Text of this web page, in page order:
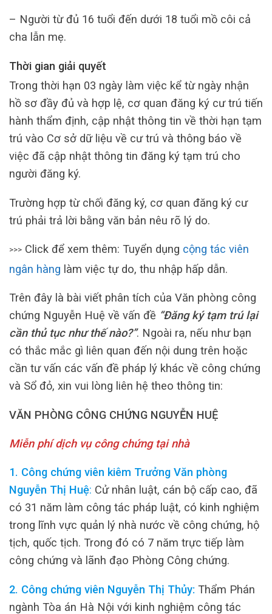
– Người từ đủ 16 tuổi đến dưới 18 tuổi mồ côi cả
cha lẫn mẹ.
Thời gian giải quyết
Trong thời hạn 03 ngày làm việc kể từ ngày nhận
hồ sơ đầy đủ và hợp lệ, cơ quan đăng ký cư trú tiến
hành thẩm định, cập nhật thông tin về thời hạn tạm
trú vào Cơ sở dữ liệu về cư trú và thông báo về
việc đã cập nhật thông tin đăng ký tạm trú cho
người đăng ký.
Trường hợp từ chối đăng ký, cơ quan đăng ký cư
trú phải trả lời bằng văn bản nêu rõ lý do.
>>> Click để xem thêm: Tuyển dụng cộng tác viên
ngân hàng làm việc tự do, thu nhập hấp dẫn.
Trên đây là bài viết phân tích của Văn phòng công
chứng Nguyễn Huệ về vấn đề “Đăng ký tạm trú lại
cần thủ tục như thế nào?”. Ngoài ra, nếu như bạn
có thắc mắc gì liên quan đến nội dung trên hoặc
cần tư vấn các vấn đề pháp lý khác về công chứng
và Sổ đỏ, xin vui lòng liên hệ theo thông tin:
VĂN PHÒNG CÔNG CHỨNG NGUYỄN HUỆ
Miễn phí dịch vụ công chứng tại nhà
1. Công chứng viên kiêm Trưởng Văn phòng
Nguyễn Thị Huệ: Cử nhân luật, cán bộ cấp cao, đã
có 31 năm làm công tác pháp luật, có kinh nghiệm
trong lĩnh vực quản lý nhà nước về công chứng, hộ
tịch, quốc tịch. Trong đó có 7 năm trực tiếp làm
công chứng và lãnh đạo Phòng Công chứng.
2. Công chứng viên Nguyễn Thị Thủy: Thẩm Phán
ngành Tòa án Hà Nội với kinh nghiệm công tác